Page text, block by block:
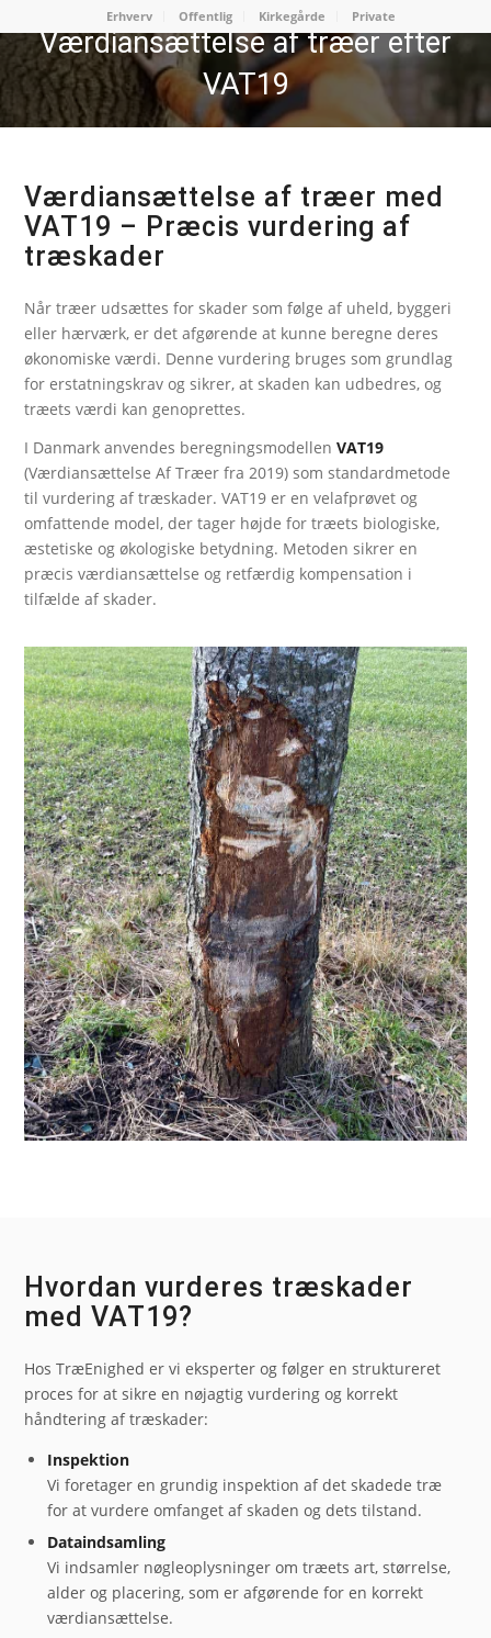
Erhverv Offentlig Kirkegårde Private
Værdi­ansættelse af træer efter
VAT19
Værdiansættelse af træer med
VAT19 – Præcis vurdering af
træskader
Når træer udsættes for skader som følge af uheld, byggeri
eller hærværk, er det afgørende at kunne beregne deres
økonomiske værdi. Denne vurdering bruges som grundlag
for erstatningskrav og sikrer, at skaden kan udbedres, og
træets værdi kan genoprettes.
I Danmark anvendes beregningsmodellenVAT19
(Værdiansættelse Af Træer fra 2019) som standardmetode
til vurdering af træskader. VAT19 er en velafprøvet og
omfattende model, der tager højde for træets biologiske,
æstetiske og økologiske betydning. Metoden sikrer en
præcis værdiansættelse og retfærdig kompensation i
tilfælde af skader.
Hvordan vurderes træskader
med VAT19?
Hos TræEnighed er vi eksperter og følger en struktureret
proces for at sikre en nøjagtig vurdering og korrekt
håndtering af træskader:
Inspektion
Vi foretager en grundig inspektion af det skadede træ
for at vurdere omfanget af skaden og dets tilstand.
Dataindsamling
Vi indsamler nøgleoplysninger om træets art, størrelse,
alder og placering, som er afgørende for en korrekt
værdiansættelse.